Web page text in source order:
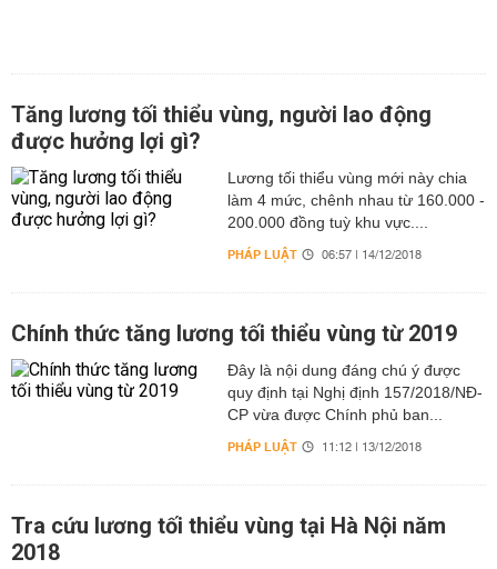
Tăng lương tối thiểu vùng, người lao động
được hưởng lợi gì?
Lương tối thiểu vùng mới này chia
làm 4 mức, chênh nhau từ 160.000 -
200.000 đồng tuỳ khu vực....
PHÁP LUẬT 06:57 | 14/12/2018
Chính thức tăng lương tối thiểu vùng từ 2019
Đây là nội dung đáng chú ý được
quy định tại Nghị định 157/2018/NĐ-
CP vừa được Chính phủ ban...
PHÁP LUẬT 11:12 | 13/12/2018
Tra cứu lương tối thiểu vùng tại Hà Nội năm
2018